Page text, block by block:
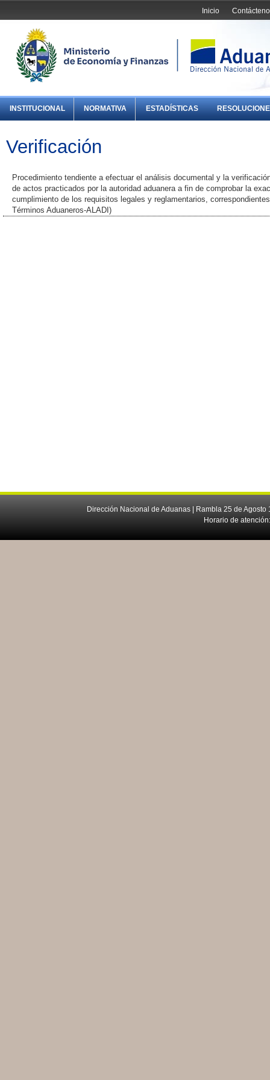
Inicio
INSTITUCIONAL NORMATIVA ESTADÍSTICAS
Verificación
Procedimiento tendiente a efectuar el análisis documental y la
de actos practicados por la autoridad aduanera a fin de comprobar la
cumplimiento de los requisitos legales y reglamentarios,
Términos Aduaneros-ALADI)
Dirección Nacional de Aduanas | Rambla 25 de
Horario de